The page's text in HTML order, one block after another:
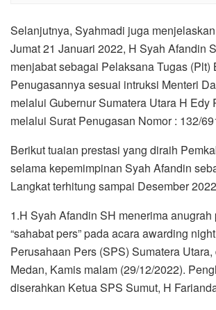
Selanjutnya, Syahmadi juga
Jumat 21 Januari 2022, H Syah Afandin
menjabat sebagai Pelaksana Tugas (Plt)
Penugasannya sesuai intruksi Menteri
melalui Gubernur Sumatera Utara H Edy
melalui Surat Penugasan Nomor : 132/
Berikut tuaian prestasi yang diraih
selama kepemimpinan Syah Afandin
Langkat terhitung sampai Desember
1.H Syah Afandin SH menerima anugrah
“sahabat pers” pada acara awarding
Perusahaan Pers (SPS) Sumatera
Medan, Kamis malam (29/12/2022).
diserahkan Ketua SPS Sumut, H